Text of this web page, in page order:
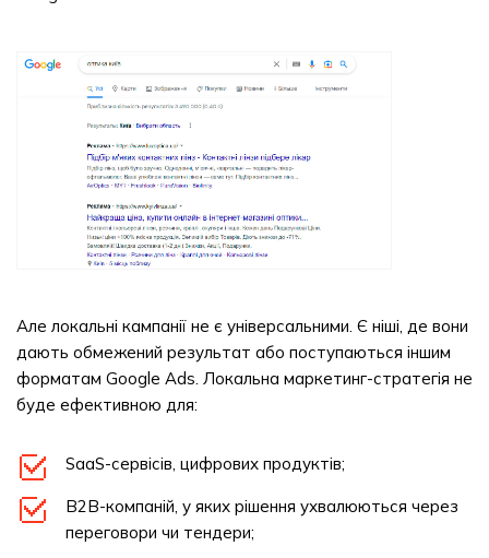
Але локальні кампанії не є універсальними. Є ніші, де вони
дають обмежений результат або поступаються іншим
форматам Google Ads. Локальна маркетинг-стратегія не
буде ефективною для:
SaaS-сервісів, цифрових продуктів;
B2B-компаній, у яких рішення ухвалюються через
переговори чи тендери;